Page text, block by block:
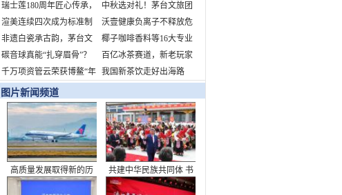
开启OTT营销新纪元
冠名“时代人物致敬盛
典”，诠释当代舍得精神
瑞士莲180周年匠心传承，
定制熊猫巧克力献礼中国
中秋选对礼！茅台文旅团
圆季礼盒：品牌硬、工艺
精、心意足
渲美连续四次成为标准制
定参与单位！引领行业标
杆！
沃壹健康负离子不释放危
害健康的臭氧、正离子，
不形成静电场
非遗白瓷承古韵，茅台文
旅2025年中秋团圆季文创
礼盒即将亮相——以器载
道，重构节日文化新内涵
椰子咖啡香料等16大专业
展区！
碳音球真能“扎穿眉骨”？
科学拆解运动损伤谣言
百亿冰茶赛道，新老玩家
争锋
千万项资管云荣获博鳌“年
度影响力不动产资管数字
化服务商”
我国新茶饮走好出海路
图片新闻频道
高质量发展取得新的历
史性成就——从“十四五”
共建中华民族共同体 书
写美丽西藏新篇章